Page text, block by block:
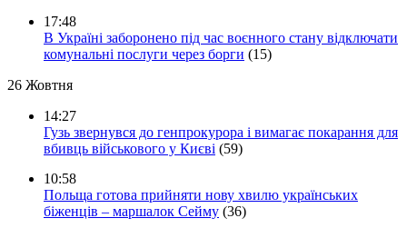
17:48
В Україні заборонено під час воєнного стану відключати
комунальні послуги через борги (15)
26 Жовтня
14:27
Гузь звернувся до генпрокурора і вимагає покарання для
вбивць військового у Києві (59)
10:58
Польща готова прийняти нову хвилю українських
біженців – маршалок Сейму (36)